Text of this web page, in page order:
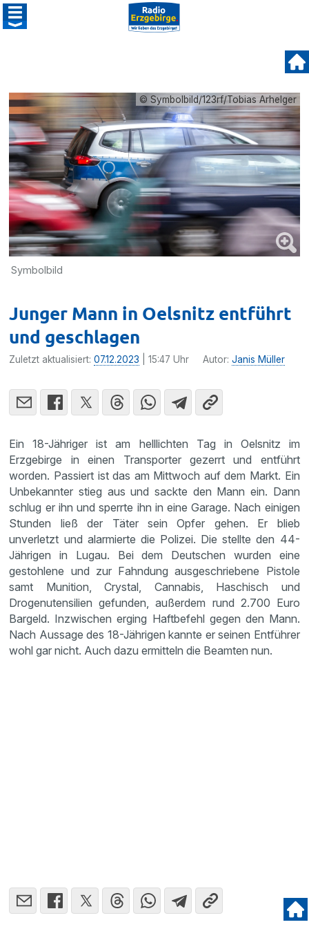
© Symbolbild/123rf/Tobias Arhelger
Symbolbild
Junger Mann in Oelsnitz entführt
und geschlagen
Zuletzt aktualisiert:07.12.2023 | 15:47 Uhr Autor:Janis Müller
Ein 18-Jähriger ist am helllichten Tag in Oelsnitz im
Erzgebirge in einen Transporter gezerrt und entführt
worden. Passiert ist das am Mittwoch auf dem Markt. Ein
Unbekannter stieg aus und sackte den Mann ein. Dann
schlug er ihn und sperrte ihn in eine Garage. Nach einigen
Stunden ließ der Täter sein Opfer gehen. Er blieb
unverletzt und alarmierte die Polizei. Die stellte den 44-
Jährigen in Lugau. Bei dem Deutschen wurden eine
gestohlene und zur Fahndung ausgeschriebene Pistole
samt Munition, Crystal, Cannabis, Haschisch und
Drogenutensilien gefunden, außerdem rund 2.700 Euro
Bargeld. Inzwischen erging Haftbefehl gegen den Mann.
Nach Aussage des 18-Jährigen kannte er seinen Entführer
wohl gar nicht. Auch dazu ermitteln die Beamten nun.